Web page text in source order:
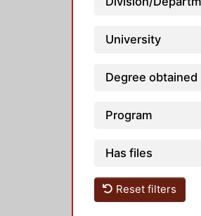
University
Degree obtained
Program
Has files
Reset filters